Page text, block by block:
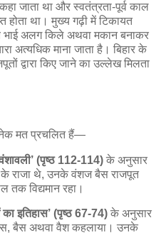
जाता था और स्वतंत्रता-पूर्व काल
होता था। मुख्य गढ़ी में टिकायत
भाई अलग किले अथवा मकान बनाकर
अत्यधिक माना जाता है। बिहार के
द्वारा किए जाने का उल्लेख मिलता
मत प्रचलित हैं—
(पृष्ठ 112-114) के अनुसार
के राजा थे, उनके वंशज बैस राजपूत
तक विद्यमान रहा।
इतिहास’ (पृष्ठ 67-74) के अनुसार
बैस अथवा वैश कहलाया। उनके